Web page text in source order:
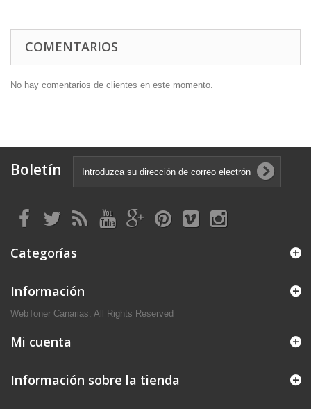
COMENTARIOS
No hay comentarios de clientes en este momento.
Boletín
Categorías
Información
WebToner Canarias. All Rights Reserved
Mi cuenta
Información sobre la tienda